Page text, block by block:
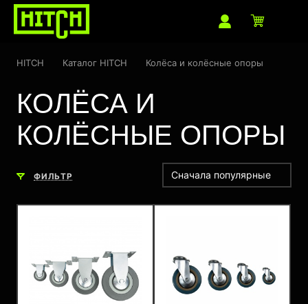
HITCH Каталог HITCH Колёса и колёсные опоры
КОЛЁСА И
КОЛЁСНЫЕ ОПОРЫ
ФИЛЬТР Сначала популярные